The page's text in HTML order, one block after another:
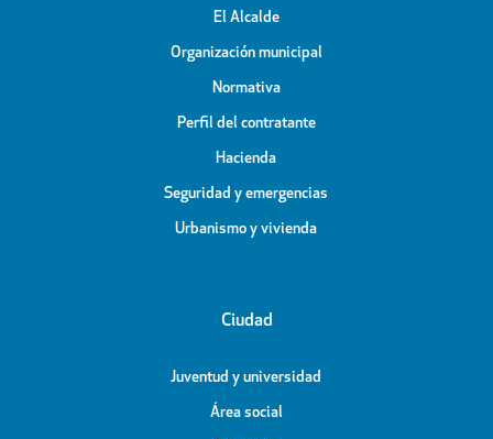
El Alcalde
Organización municipal
Normativa
Perfil del contratante
Hacienda
Seguridad y emergencias
Urbanismo y vivienda
Ciudad
Juventud y universidad
Área social